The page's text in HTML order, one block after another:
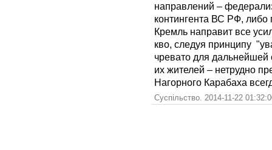
направлений –
контингента ВС РФ,
Кремль направит все
кво, следуя принципу
чревато для дальнейшей
их жителей – нетрудно
Нагорного Карабаха
Суспільство. 2014-11-22